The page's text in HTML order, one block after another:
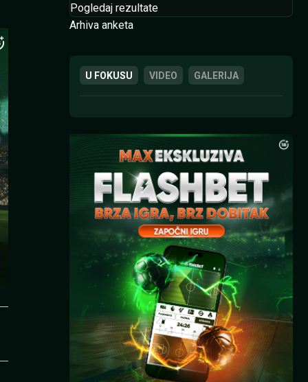
Pogledaj rezultate
Arhiva anketa
U FOKUSU VIDEO GALERIJA